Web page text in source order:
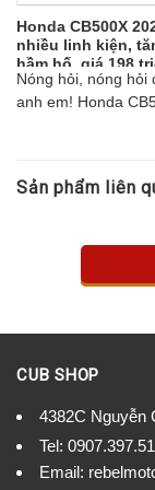
nhất, đảm bảo
Công nghệ
Khi bạn tham
công cụ cung
Honda CB500X
nhiều linh kiện,
hầm hố, giá 198
Nóng hỏi, nóng hỏi
anh em! Honda
xem liệu bản thuộc
Sản phẩm liên
CUB SHOP
4382C Nguyễn
Tel:
Email: